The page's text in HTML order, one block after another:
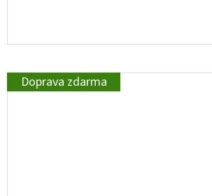
Doprava zdarma